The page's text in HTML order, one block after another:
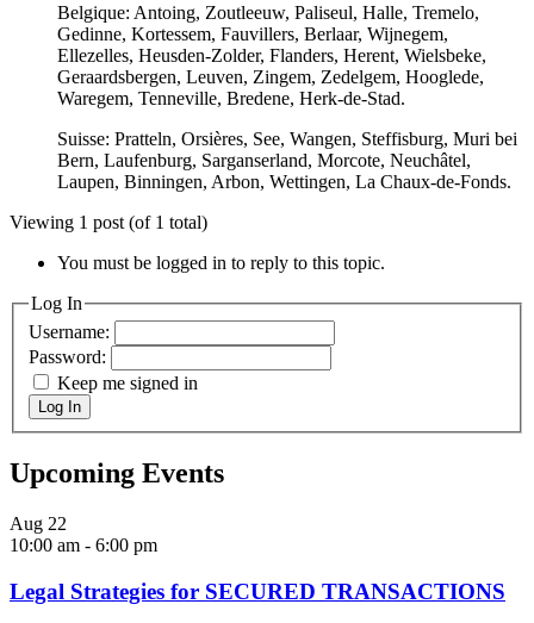
Belgique: Antoing, Zoutleeuw, Paliseul, Halle, Tremelo,
Gedinne, Kortessem, Fauvillers, Berlaar, Wijnegem,
Ellezelles, Heusden-Zolder, Flanders, Herent, Wielsbeke,
Geraardsbergen, Leuven, Zingem, Zedelgem, Hooglede,
Waregem, Tenneville, Bredene, Herk-de-Stad.
Suisse: Pratteln, Orsières, See, Wangen, Steffisburg, Muri bei
Bern, Laufenburg, Sarganserland, Morcote, Neuchâtel,
Laupen, Binningen, Arbon, Wettingen, La Chaux-de-Fonds.
Viewing 1 post (of 1 total)
You must be logged in to reply to this topic.
Log In
Username:
Password:
Keep me signed in
Log In
Upcoming Events
Aug 22
10:00 am - 6:00 pm
Legal Strategies for SECURED TRANSACTIONS